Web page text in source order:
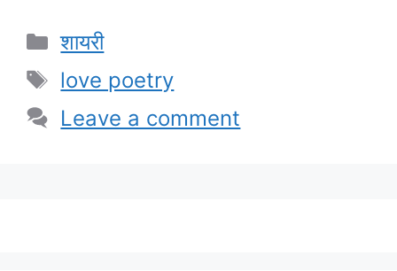
Categories
शायरी
Tags
love poetry
Leave a comment